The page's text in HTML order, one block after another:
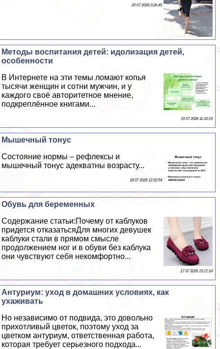
20 07 2026 0:26:45
Методы воспитания детей: идолизация детей,
особенности
В Интернете на эти темы ломают копья
тысячи женщин и сотни мужчин, и у
каждого своё авторитетное мнение,
подкреплённое книгами...
19 07 2026 11:10:19
Мышечный тонус
Состояние нормы – рефлексы и
мышечный тонус адекватны возрасту...
18 07 2026 12:52:54
Обувь для беременных
Содержание статьи:Почему от каблуков
придется отказатьсяДля многих дeвyшек
каблуки стали в прямом смысле
продолжением ног и в обуви без каблука
они чувствуют себя некомфортно...
17 07 2026 15:17:14
Антуриум: уход в домашних условиях, как
ухаживать
Но независимо от подвида, это довольно
прихотливый цветок, поэтому уход за
цветком антуриум, ответственная работа,
которая требует серьезного подхода...